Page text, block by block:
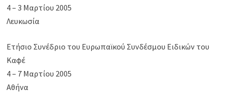
4 – 3 Μαρτίου 2005
Λευκωσία
Ετήσιο Συνέδριο του Ευρωπαϊκού Συνδέσμου Ειδικών του
Καφέ
4 – 7 Μαρτίου 2005
Αθήνα